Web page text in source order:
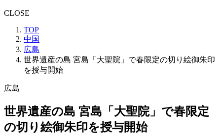
CLOSE
TOP
中国
広島
世界遺産の島 宮島「大聖院」で春限定の切り絵御朱印
を授与開始
広島
世界遺産の島 宮島「大聖院」で春限定
の切り絵御朱印を授与開始